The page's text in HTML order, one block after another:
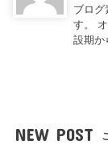
ブログ
す。
設期か
NEW POST